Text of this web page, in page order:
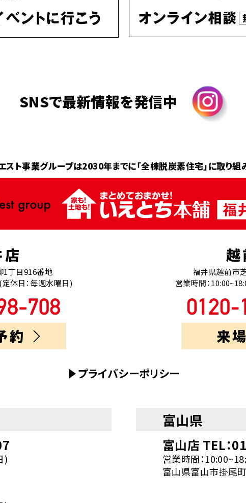
SNSで最新情報を発信中
スト事業グループは2030年までに「全棟脱炭素住宅」に取り組
1丁目916番地
休日：毎週水曜日)
約
越
福井県越前市
営業時間：
来
プライバシーポリシー
)
富山県
富山店 TEL：
営業時間：
富山県富山市掛尾